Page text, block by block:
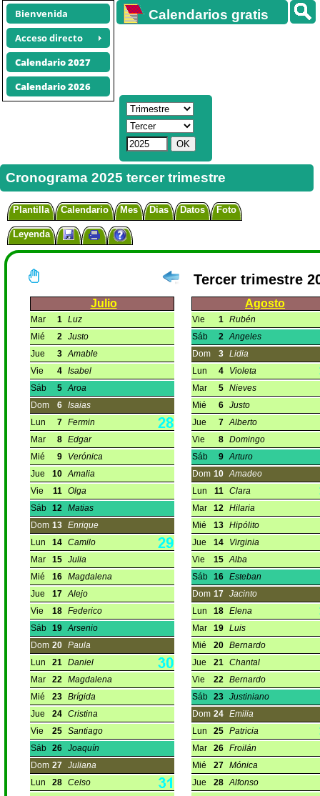
Bienvenida
Acceso directo
Calendario 2027
Calendario 2026
Calendarios gratis
Cronograma 2025 tercer trimestre
Plantilla Calendario Mes Dias Datos Foto
Leyenda
Tercer trimestre
Julio
Mar 1 Luz
Mié
2 Justo
Jue
3 Amable
Vie
4 Isabel
Sáb
5 Aroa
Dom
6 Isaias
Lun
7 Fermin
Mar
8 Edgar
Mié
9
Verónica
Jue
10 Amalia
Vie
11 Olga
Sáb 12 Matias
Dom 13 Enrique
Lun
14 Camilo
Mar
15 Julia
Mié
16 Magdalena
Jue
17 Alejo
Vie
18 Federico
Sáb 19 Arsenio
Dom 20 Paula
Lun
21 Daniel
Mar
22 Magdalena
Mié
23 Brígida
Jue
24 Cristina
Vie
25 Santiago
Sáb 26 Joaquín
Dom 27 Juliana
Lun
28 Celso
Agosto
Vie 1 Rubén
Sáb
2 Angeles
Dom
3 Lidia
Lun
4
Violeta
Mar
5 Nieves
Mié
6 Justo
Jue
7 Alberto
Vie
8 Domingo
Sáb
9 Arturo
Dom 10 Amadeo
Lun
11 Clara
Mar
12 Hilaria
Mié
13 Hipólito
Jue
14
Virginia
Vie
15 Alba
Sáb 16 Esteban
Dom 17 Jacinto
Lun
18 Elena
Mar
19 Luis
Mié
20 Bernardo
Jue
21 Chantal
Vie
22 Bernardo
Sáb 23 Justiniano
Dom 24 Emilia
Lun
25 Patricia
Mar
26 Froilán
Mié
27 Mónica
Jue
28 Alfonso